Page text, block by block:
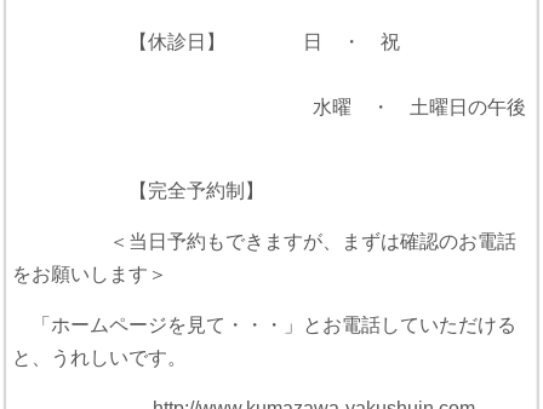
【休診日】 日 ・ 祝
水曜 ・ 土曜日の午後
【完全予約制】
＜当日予約もできますが、まずは確認のお電話
をお願いします＞
「ホームページを見て・・・」とお電話していただける
と、うれしいです。